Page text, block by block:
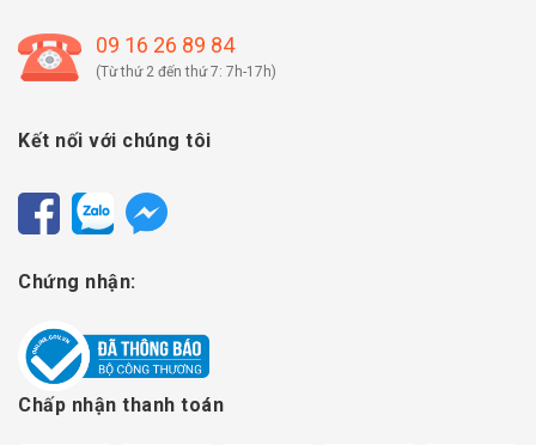
09 16 26 89 84
(Từ thứ 2 đến thứ 7: 7h-17h)
Kết nối với chúng tôi
Chứng nhận:
Chấp nhận thanh toán